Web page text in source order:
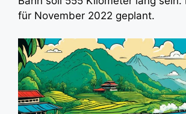
für November 2022 geplant.